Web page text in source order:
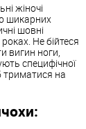
жіночі
шикарних
шовні
Не бійтеся
вигин ноги,
специфічної
триматися на